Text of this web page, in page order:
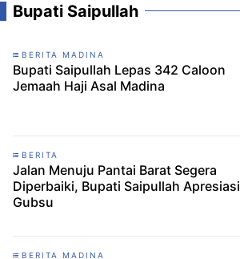
Bupati Saipullah
BERITA MADINA
Bupati Saipullah Lepas 342 Caloon
Jemaah Haji Asal Madina
BERITA
Jalan Menuju Pantai Barat Segera
Diperbaiki, Bupati Saipullah Apresiasi
Gubsu
BERITA MADINA